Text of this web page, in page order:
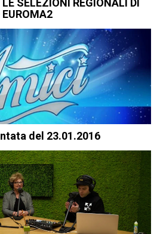
SELEZIONI REGIONALI DI
del 23.01.2016